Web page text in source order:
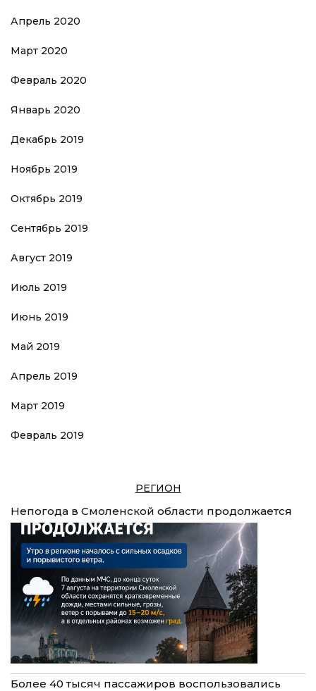
Апрель 2020
Март 2020
Февраль 2020
Январь 2020
Декабрь 2019
Ноябрь 2019
Октябрь 2019
Сентябрь 2019
Август 2019
Июль 2019
Июнь 2019
Май 2019
Апрель 2019
Март 2019
Февраль 2019
РЕГИОН
Непогода в Смоленской области продолжается
Более 40 тысяч пассажиров воспользовались